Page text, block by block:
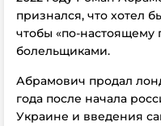
признался, что хотел
чтобы «по-настоящему
болельщиками.
Абрамович продал
года после начала
Украине и введения